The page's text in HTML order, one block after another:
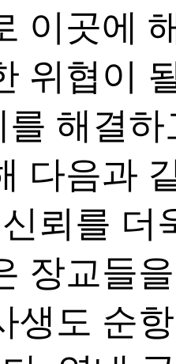
이곳에
위협이
를 해결
다음과
뢰를 더
장교들
생도 순